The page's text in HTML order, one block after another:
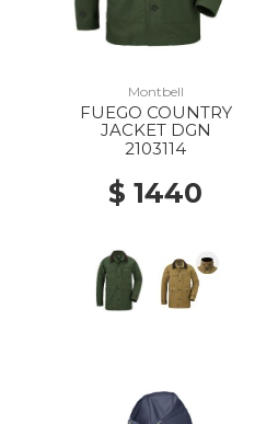
Montbell
FUEGO COUNTRY
JACKET DGN
2103114
$ 1440